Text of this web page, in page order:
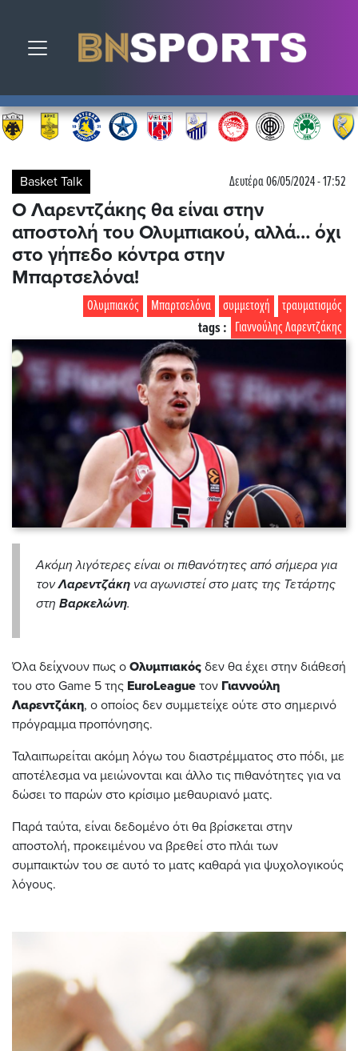
Toggle navigation
Basket Talk Δευτέρα 06/05/2024 - 17:52
Ο Λαρεντζάκης θα είναι στην
αποστολή του Ολυμπιακού, αλλά… όχι
στο γήπεδο κόντρα στην
Μπαρτσελόνα!
τραυματισμός
συμμετοχή
Μπαρτσελόνα
Ολυμπιακός
Γιαννούλης Λαρεντζάκης
tags :
Ακόμη λιγότερες είναι οι πιθανότητες από σήμερα για
τονΛαρεντζάκη να αγωνιστεί στο ματς της Τετάρτης
στη Βαρκελώνη.
Όλα δείχνουν πως ο Ολυμπιακός δεν θα έχει στην διάθεσή
του στο Game 5 της EuroLeague τον Γιαννούλη
Λαρεντζάκη, ο οποίος δεν συμμετείχε ούτε στο σημερινό
πρόγραμμα προπόνησης.
Ταλαιπωρείται ακόμη λόγω του διαστρέμματος στο πόδι, με
αποτέλεσμα να μειώνονται και άλλο τις πιθανότητες για να
δώσει το παρών στο κρίσιμο μεθαυριανό ματς.
Παρά ταύτα, είναι δεδομένο ότι θα βρίσκεται στην
αποστολή, προκειμένου να βρεθεί στο πλάι των
συμπαικτών του σε αυτό το ματς καθαρά για ψυχολογικούς
λόγους.